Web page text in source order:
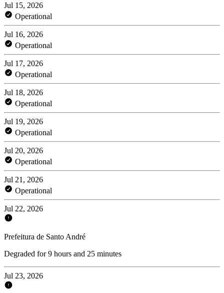
Jul 15, 2026
Operational
Jul 16, 2026
Operational
Jul 17, 2026
Operational
Jul 18, 2026
Operational
Jul 19, 2026
Operational
Jul 20, 2026
Operational
Jul 21, 2026
Operational
Jul 22, 2026
Prefeitura de Santo André
Degraded for 9 hours and 25 minutes
Jul 23, 2026